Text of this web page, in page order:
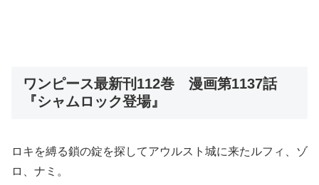
ワンピース最新刊112巻 漫画第1137話
『シャムロック登場』
ロキを縛る鎖の錠を探してアウルスト城に来たルフィ、ゾ
ロ、ナミ。